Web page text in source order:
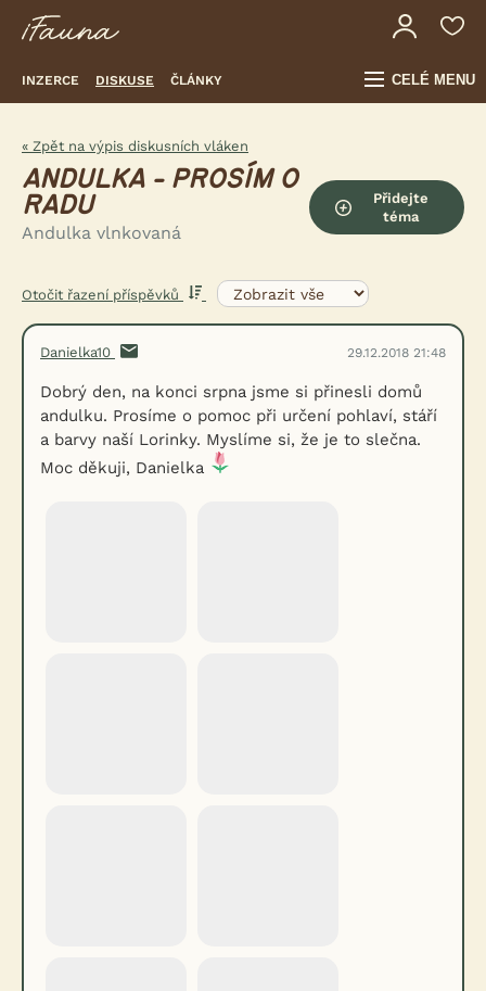
INZERCE DISKUSE ČLÁNKY CELÉ MENU
« Zpět na výpis diskusních vláken
ANDULKA - PROSÍM O
RADU
Andulka vlnkovaná
Přidejte
téma
Otočit řazení příspěvků
Danielka10 29.12.2018 21:48
Dobrý den, na konci srpna jsme si přinesli domů
andulku. Prosíme o pomoc při určení pohlaví, stáří
a barvy naší Lorinky. Myslíme si, že je to slečna.
Moc děkuji, Danielka